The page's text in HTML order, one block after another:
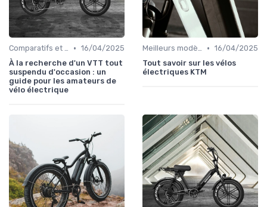
Comparatifs et tests de vélos électriques • 16/04/2025
À la recherche d'un VTT tout
suspendu d'occasion : un
guide pour les amateurs de
vélo électrique
Meilleurs modèles et marques • 16/04/2025
Tout savoir sur les vélos
électriques KTM